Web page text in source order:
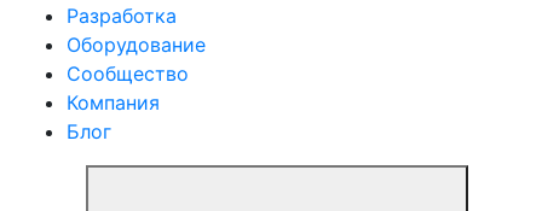
Разработка
Оборудование
Сообщество
Компания
Блог